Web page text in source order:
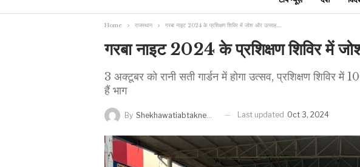
Home राजस्थान गरबा नाइट 2024 के प्रशिक्षण शिविर में जोश और उत्साह….
गरबा नाइट 2024 के प्रशिक्षण शिविर में
3 अक्टूबर को रानी सती गार्डन में होगा उत्सव, प्रशिक्षण शिविर
हैं भाग
By Shekhawatiabtaknews Last updated Oct 3, 2024